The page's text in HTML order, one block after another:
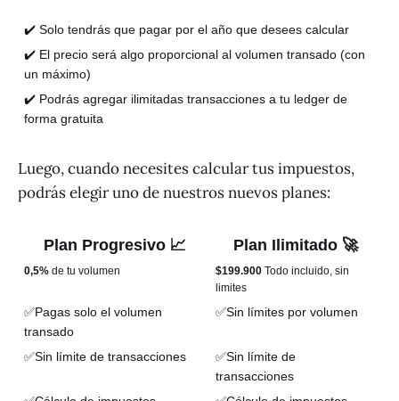
✔️ Solo tendrás que pagar por el año que desees calcular
✔️ El precio será algo proporcional al volumen transado (con
un máximo)
✔️ Podrás agregar ilimitadas transacciones a tu ledger de
forma gratuita
Luego, cuando necesites calcular tus impuestos,
podrás elegir uno de nuestros nuevos planes:
Plan Progresivo 📈 Plan Ilimitado 🚀
0,5% de tu volumen $199.900 Todo incluido, sin
limites
✅Pagas solo el volumen
transado
✅Sin límites por volumen
✅Sin límite de transacciones
✅Sin límite de
transacciones